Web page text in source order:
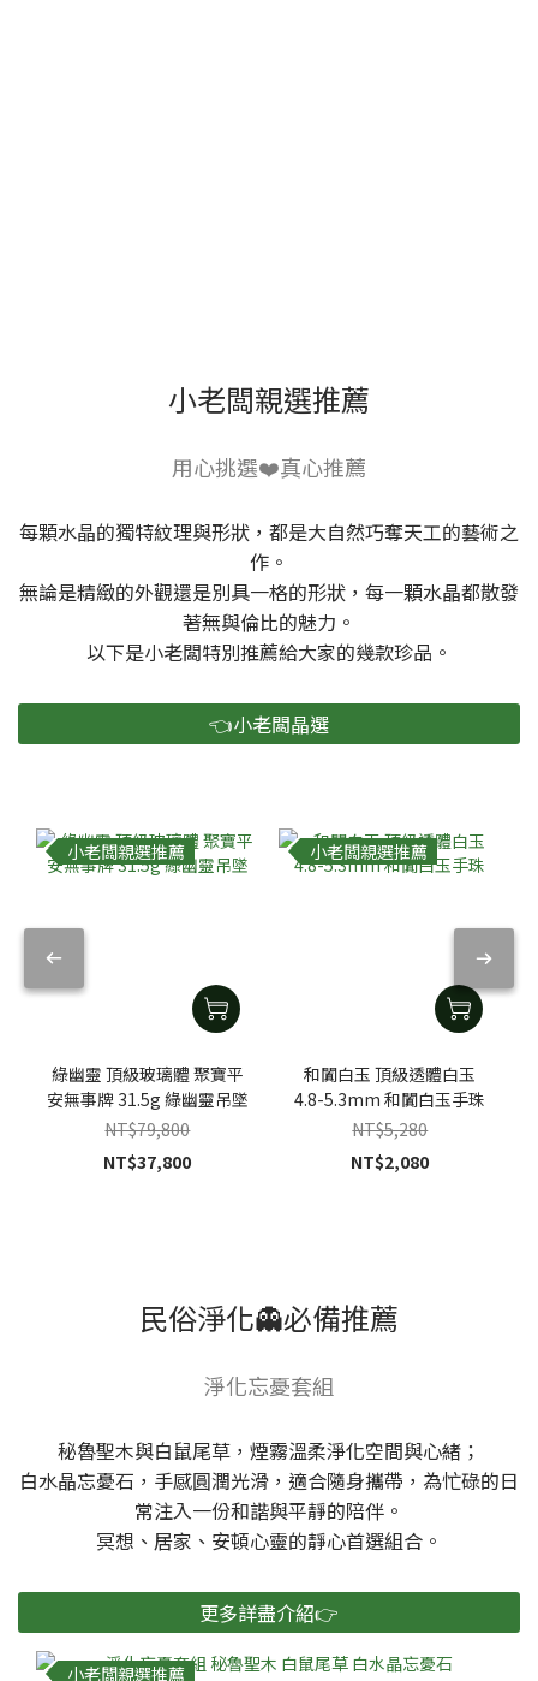
小老闆親選推薦
用心挑選❤️真心推薦
每顆水晶的獨特紋理與形狀，都是大自然巧奪天工的藝術之
作。
無論是精緻的外觀還是別具一格的形狀，每一顆水晶都散發
著無與倫比的魅力。
以下是小老闆特別推薦給大家的幾款珍品。
👈小老闆晶選
小老闆親選推薦
綠幽靈 頂級玻璃體 聚寶平
安無事牌 31.5g 綠幽靈吊墜
NT$79,800
NT$37,800
小老闆親選推薦
和闐白玉 頂級透體白玉
4.8-5.3mm 和闐白玉手珠
NT$5,280
NT$2,080
民俗淨化👻必備推薦
淨化忘憂套組
秘魯聖木與白鼠尾草，煙霧溫柔淨化空間與心緒；
白水晶忘憂石，手感圓潤光滑，適合隨身攜帶，為忙碌的日
常注入一份和諧與平靜的陪伴。
冥想、居家、安頓心靈的靜心首選組合。
更多詳盡介紹👉
小老闆親選推薦